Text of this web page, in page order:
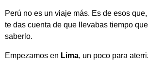
Perú no es un viaje más. Es de esos
te das cuenta de que llevabas tiempo
saberlo.
Empezamos en Lima, un poco para